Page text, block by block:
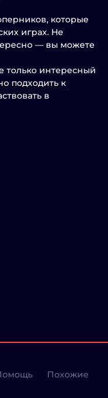
которые
играх. Не
— вы можете
только интересный
подходить к
в
Похожие